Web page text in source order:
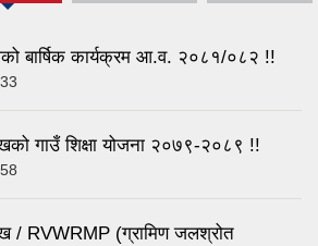
बार्षिक कार्यक्रम आ.व. २०८१/०८२ !!
गाउँ शिक्षा योजना २०७९-२०८९ !!
/ RVWRMP (ग्रामिण जलश्रोत